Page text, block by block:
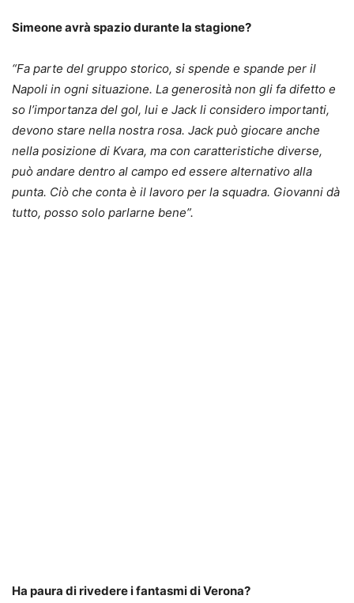
Simeone avrà spazio durante la stagione?
“Fa parte del gruppo storico, si spende e spande per il
Napoli in ogni situazione. La generosità non gli fa difetto e
so l’importanza del gol, lui e Jack li considero importanti,
devono stare nella nostra rosa. Jack può giocare anche
nella posizione di Kvara, ma con caratteristiche diverse,
può andare dentro al campo ed essere alternativo alla
punta. Ciò che conta è il lavoro per la squadra. Giovanni dà
tutto, posso solo parlarne bene”.
Ha paura di rivedere i fantasmi di Verona?